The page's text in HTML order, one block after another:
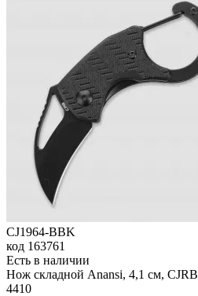
CJ1964-BBK
код 163761
Есть в наличии
Нож складной Anansi, 4,1 см, CJRB
4410